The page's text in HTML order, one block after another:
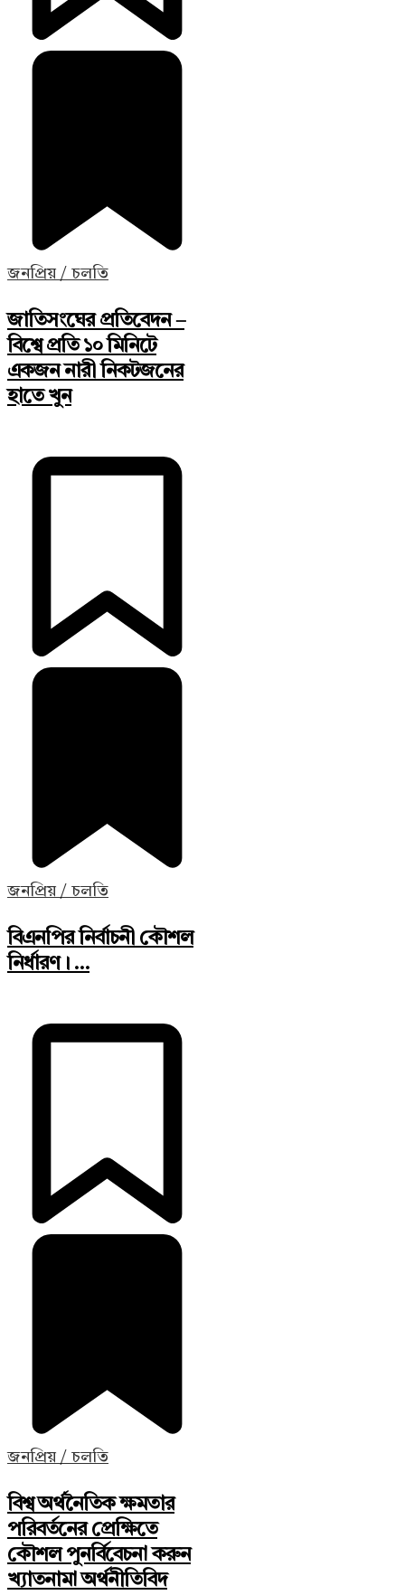
জনপ্রিয় / চলতি
জাতিসংঘের প্রতিবেদন –
বিশ্বে প্রতি ১০ মিনিটে
একজন নারী নিকটজনের
হাতে খুন
জনপ্রিয় / চলতি
বিএনপির নির্বাচনী কৌশল
নির্ধারণ। ...
জনপ্রিয় / চলতি
বিশ্ব অর্থনৈতিক ক্ষমতার
পরিবর্তনের প্রেক্ষিতে
কৌশল পুনর্বিবেচনা করুন
খ্যাতনামা অর্থনীতিবিদ